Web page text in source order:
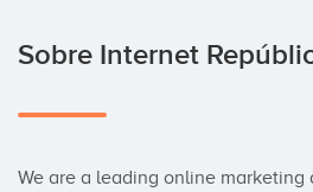
Sobre Internet
We are a leading online marketing